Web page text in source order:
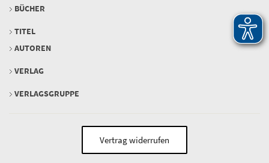
BÜCHER
TITEL
AUTOREN
VERLAG
VERLAGSGRUPPE
Vertrag widerrufen